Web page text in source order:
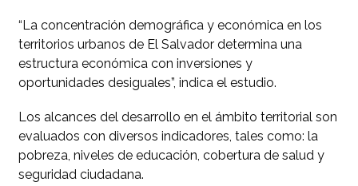
“La concentración demográfica y económica en los
territorios urbanos de El Salvador determina una
estructura económica con inversiones y
oportunidades desiguales”, indica el estudio.
Los alcances del desarrollo en el ámbito territorial son
evaluados con diversos indicadores, tales como: la
pobreza, niveles de educación, cobertura de salud y
seguridad ciudadana.